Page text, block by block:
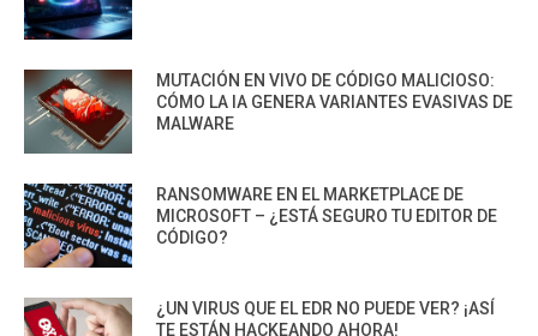
MUTACIÓN EN VIVO DE CÓDIGO MALICIOSO:
CÓMO LA IA GENERA VARIANTES EVASIVAS DE
MALWARE
RANSOMWARE EN EL MARKETPLACE DE
MICROSOFT – ¿ESTÁ SEGURO TU EDITOR DE
CÓDIGO?
¿UN VIRUS QUE EL EDR NO PUEDE VER? ¡ASÍ
TE ESTÁN HACKEANDO AHORA!